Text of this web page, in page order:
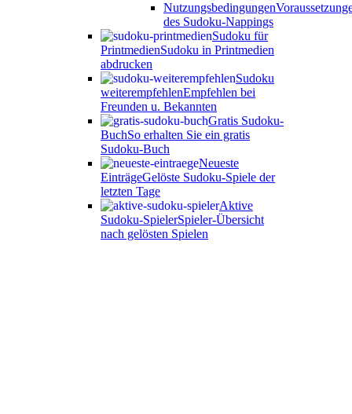
Nutzungsbedingungen
des Sudoku-Nappings
Sudoku für
PrintmedienSudoku in Printmedien
abdrucken
Sudoku
weiterempfehlenEmpfehlen bei
Freunden u. Bekannten
Gratis Sudoku-
BuchSo erhalten Sie ein gratis
Sudoku-Buch
Neueste
EinträgeGelöste Sudoku-Spiele der
letzten Tage
Aktive
Sudoku-SpielerSpieler-Übersicht
nach gelösten Spielen